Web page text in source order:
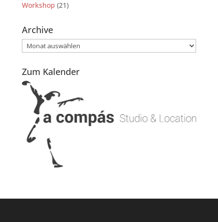
Workshop (21)
Archive
Archive
Zum Kalender